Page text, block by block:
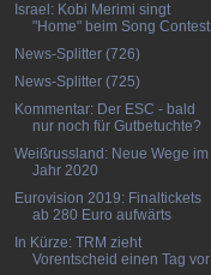
Israel: Kobi Merimi singt
"Home" beim Song Contest
News-Splitter (726)
News-Splitter (725)
Kommentar: Der ESC - bald
nur noch für Gutbetuchte?
Weißrussland: Neue Wege im
Jahr 2020
Eurovision 2019: Finaltickets
ab 280 Euro aufwärts
In Kürze: TRM zieht
Vorentscheid einen Tag vor